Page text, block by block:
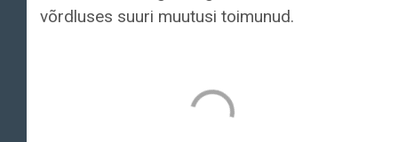
võrdluses suuri muutusi toimunud.